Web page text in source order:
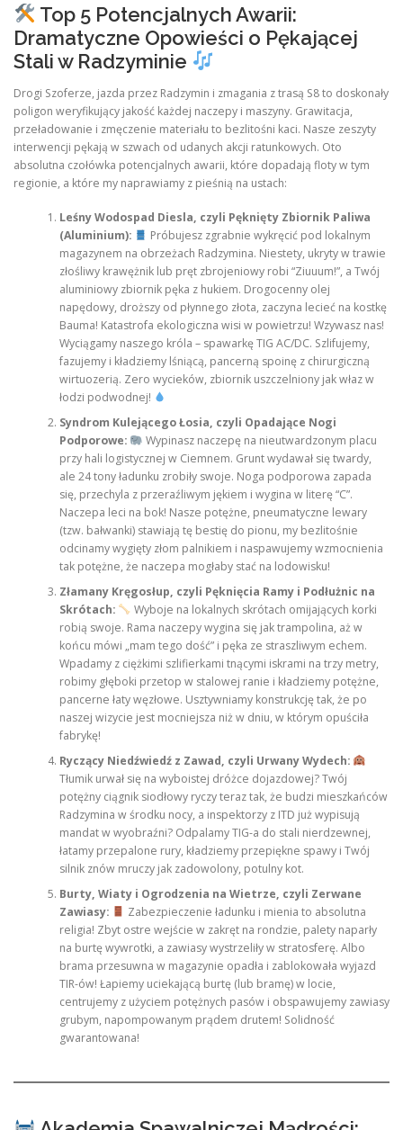
Top 5 Potencjalnych Awarii:
Dramatyczne Opowieści o Pękającej
Stali w Radzyminie
Drogi Szoferze, jazda przez Radzymin i zmagania z trasą S8 to doskonały
poligon weryfikujący jakość każdej naczepy i maszyny. Grawitacja,
przeładowanie i zmęczenie materiału to bezlitośni kaci. Nasze zeszyty
interwencji pękają w szwach od udanych akcji ratunkowych. Oto
absolutna czołówka potencjalnych awarii, które dopadają floty w tym
regionie, a które my naprawiamy z pieśnią na ustach:
Leśny Wodospad Diesla, czyli Pęknięty Zbiornik Paliwa
(Aluminium):
Próbujesz zgrabnie wykręcić pod lokalnym
magazynem na obrzeżach Radzymina. Niestety, ukryty w trawie
złośliwy krawężnik lub pręt zbrojeniowy robi “Ziuuum!”, a Twój
aluminiowy zbiornik pęka z hukiem. Drogocenny olej
napędowy, droższy od płynnego złota, zaczyna lecieć na kostkę
Bauma! Katastrofa ekologiczna wisi w powietrzu! Wzywasz nas!
Wyciągamy naszego króla – spawarkę TIG AC/DC. Szlifujemy,
fazujemy i kładziemy lśniącą, pancerną spoinę z chirurgiczną
wirtuozerią. Zero wycieków, zbiornik uszczelniony jak właz w
łodzi podwodnej!
Syndrom Kulejącego Łosia, czyli Opadające Nogi
Podporowe:
Wypinasz naczepę na nieutwardzonym placu
przy hali logistycznej w Ciemnem. Grunt wydawał się twardy,
ale 24 tony ładunku zrobiły swoje. Noga podporowa zapada
się, przechyla z przeraźliwym jękiem i wygina w literę “C”.
Naczepa leci na bok! Nasze potężne, pneumatyczne lewary
(tzw. bałwanki) stawiają tę bestię do pionu, my bezlitośnie
odcinamy wygięty złom palnikiem i naspawujemy wzmocnienia
tak potężne, że naczepa mogłaby stać na lodowisku!
Złamany Kręgosłup, czyli Pęknięcia Ramy i Podłużnic na
Skrótach:
Wyboje na lokalnych skrótach omijających korki
robią swoje. Rama naczepy wygina się jak trampolina, aż w
końcu mówi „mam tego dość” i pęka ze straszliwym echem.
Wpadamy z ciężkimi szlifierkami tnącymi iskrami na trzy metry,
robimy głęboki przetop w stalowej ranie i kładziemy potężne,
pancerne łaty węzłowe. Usztywniamy konstrukcję tak, że po
naszej wizycie jest mocniejsza niż w dniu, w którym opuściła
fabrykę!
Ryczący Niedźwiedź z Zawad, czyli Urwany Wydech:
Tłumik urwał się na wyboistej dróżce dojazdowej? Twój
potężny ciągnik siodłowy ryczy teraz tak, że budzi mieszkańców
Radzymina w środku nocy, a inspektorzy z ITD już wypisują
mandat w wyobraźni? Odpalamy TIG-a do stali nierdzewnej,
łatamy przepalone rury, kładziemy przepiękne spawy i Twój
silnik znów mruczy jak zadowolony, potulny kot.
Burty, Wiaty i Ogrodzenia na Wietrze, czyli Zerwane
Zawiasy:
Zabezpieczenie ładunku i mienia to absolutna
religia! Zbyt ostre wejście w zakręt na rondzie, palety naparły
na burtę wywrotki, a zawiasy wystrzeliły w stratosferę. Albo
brama przesuwna w magazynie opadła i zablokowała wyjazd
TIR-ów! Łapiemy uciekającą burtę (lub bramę) w locie,
centrujemy z użyciem potężnych pasów i obspawujemy zawiasy
grubym, napompowanym prądem drutem! Solidność
gwarantowana!